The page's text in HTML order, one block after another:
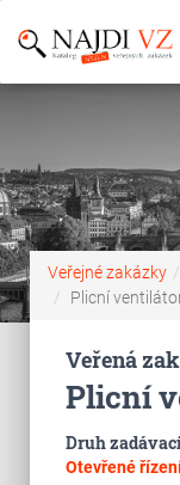
Veřejné zakázky
Plicní
Veřená
Plicní
Druh
Otevřené